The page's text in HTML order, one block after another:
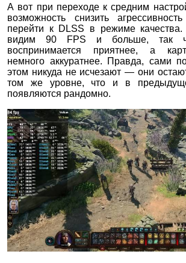
А вот при переходе к средним
возможность снизить
перейти к DLSS в режиме
видим 90 FPS и больше, так
воспринимается приятнее, а
немного аккуратнее. Правда, сами
этом никуда не исчезают — они
том же уровне, что и в
появляются рандомно.